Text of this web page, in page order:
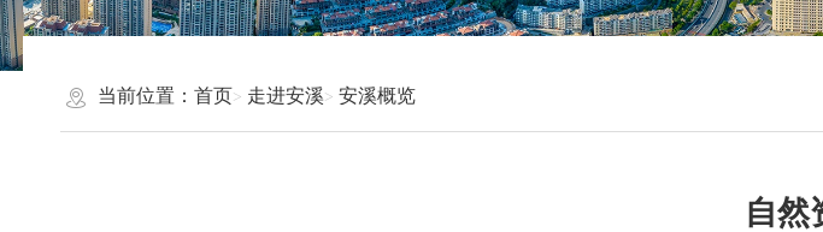
当前位置： 首页 走进安溪 安溪概览
自然